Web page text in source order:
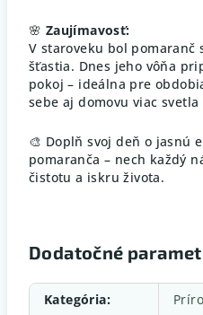
🌸 Zaujímavosť:
V staroveku bol pomaranč
šťastia. Dnes jeho vôňa
pokoj – ideálna pre
sebe aj domovu viac
🎨 Doplň svoj deň o jasnú
pomaranča – nech každý
čistotu a iskru života.
Dodatočné
Kategória: